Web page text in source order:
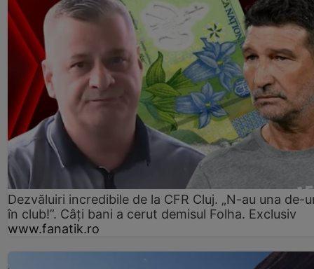
Dezvăluiri incredibile de la CFR Cluj. „N-au una de-
în club!”. Câți bani a cerut demisul Folha. Exclusiv
www.fanatik.ro